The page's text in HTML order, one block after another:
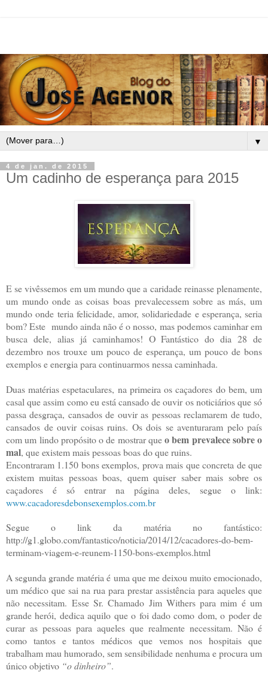
▼
4 de jan. de 2015
Um cadinho de esperança para 2015
E se vivêssemos em um mundo que a caridade reinasse plenamente,
um mundo onde as coisas boas prevalecessem sobre as más, um
mundo onde teria felicidade, amor, solidariedade e esperança, seria
bom? Este mundo ainda não é o nosso, mas podemos caminhar em
busca dele, alias já caminhamos! O Fantástico do dia 28 de
dezembro nos trouxe um pouco de esperança, um pouco de bons
exemplos e energia para continuarmos nessa caminhada.
Duas matérias espetaculares, na primeira os caçadores do bem, um
casal que assim como eu está cansado de ouvir os noticiários que só
passa desgraça, cansados de ouvir as pessoas reclamarem de tudo,
cansados de ouvir coisas ruins. Os dois se aventuraram pelo país
com um lindo propósito o de mostrar queo bem prevalece sobre o
mal, que existem mais pessoas boas do que ruins.
Encontraram 1.150 bons exemplos, prova mais que concreta de que
existem muitas pessoas boas, quem quiser saber mais sobre os
caçadores é só entrar na página deles, segue o link:
www.cacadoresdebonsexemplos.com.br
Segue o link da matéria no fantástico:
http://g1.globo.com/fantastico/noticia/2014/12/cacadores-do-bem-
terminam-viagem-e-reunem-1150-bons-exemplos.html
A segunda grande matéria é uma que me deixou muito emocionado,
um médico que sai na rua para prestar assistência para aqueles que
não necessitam. Esse Sr. Chamado Jim Withers para mim é um
grande herói, dedica aquilo que o foi dado como dom, o poder de
curar as pessoas para aqueles que realmente necessitam. Não é
como tantos e tantos médicos que vemos nos hospitais que
trabalham mau humorado, sem sensibilidade nenhuma e procura um
único objetivo “o dinheiro”.